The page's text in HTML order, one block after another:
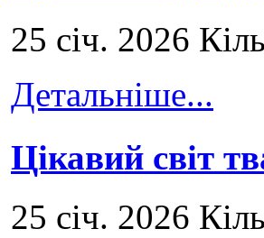
25 січ. 2026
Детальніше...
Цікавий світ
25 січ. 2026